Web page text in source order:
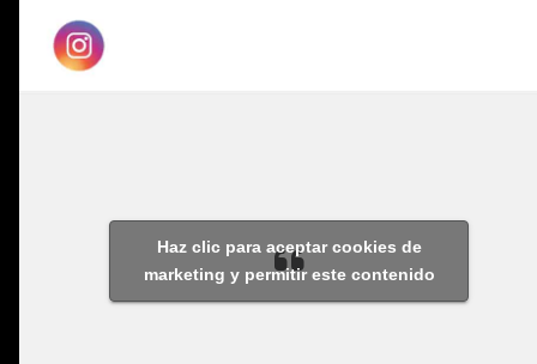
Haz clic para aceptar cookies de
marketing y permitir este contenido